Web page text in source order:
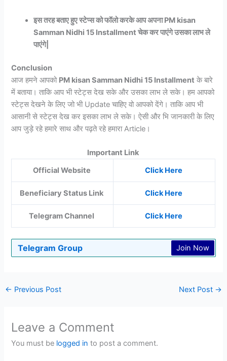
इस तरह बताए हुए स्टेप्स को फॉलो करके आप अपना PM kisan
Samman Nidhi 15 Installment चेक कर पाएंगे उसका लाभ ले
पाएंगे|
Conclusion
आज हमने आपको PM kisan Samman Nidhi 15 Installment के बारे
में बताया। ताकि आप भी स्टेट्स देख सके और उसका लाभ ले सके। हम आपको
स्टेट्स देखने के लिए जो भी Update चाहिए वो आपको देंगे। ताकि आप भी
आसानी से स्टेट्स देख कर इसका लाभ ले सके। ऐसी और भि जानकारी के लिए
आप जुड़े रहे हमारे साथ और पढ़ते रहे हमारा Article।
Important Link
Official Website
Click Here
Beneficiary Status Link Click Here
Telegram Channel Click Here
Telegram Group Join Now
← Previous Post Next Post →
Leave a Comment
You must be logged in to post a comment.